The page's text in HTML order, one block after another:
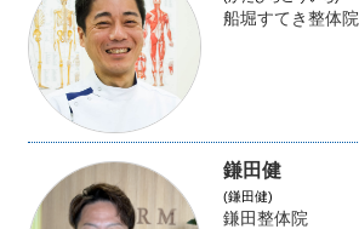
船堀すてき整体院
鎌田健
(鎌田健)
鎌田整体院